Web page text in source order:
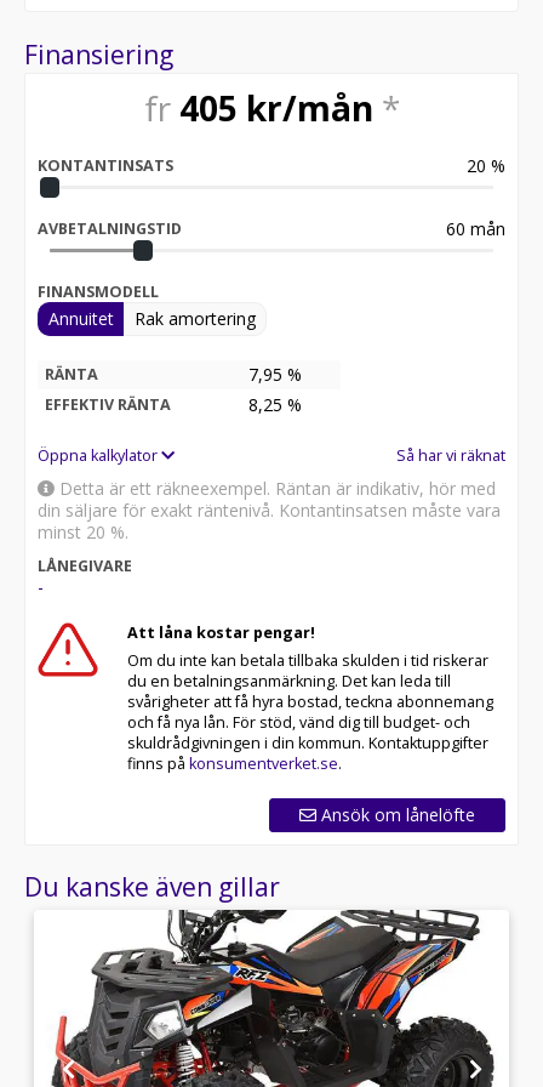
Finansiering
fr 405 kr/mån *
KONTANTINSATS 20 %
AVBETALNINGSTID 60 mån
FINANSMODELL
Annuitet Rak amortering
RÄNTA 7,95 %
EFFEKTIV RÄNTA 8,25 %
Öppna kalkylator Så har vi räknat
Detta är ett räkneexempel. Räntan är indikativ, hör med
din säljare för exakt räntenivå. Kontantinsatsen måste vara
minst 20 %.
LÅNEGIVARE
-
Att låna kostar pengar!
Om du inte kan betala tillbaka skulden i tid riskerar
du en betalningsanmärkning. Det kan leda till
svårigheter att få hyra bostad, teckna abonnemang
och få nya lån. För stöd, vänd dig till budget- och
skuldrådgivningen i din kommun. Kontaktuppgifter
finns på konsumentverket.se.
Ansök om lånelöfte
Du kanske även gillar